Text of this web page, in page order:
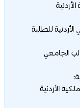
الأردنية للطلبة
الجامعي
الأردنية